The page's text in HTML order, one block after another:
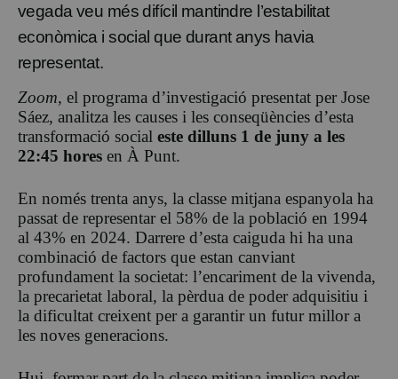
vegada veu més difícil mantindre l’estabilitat
econòmica i social que durant anys havia
representat.
Zoom, el programa d’investigació presentat per Jose
Sáez, analitza les causes i les conseqüències d’esta
transformació social este dilluns 1 de juny a les
22:45 hores en À Punt.
En només trenta anys, la classe mitjana espanyola ha
passat de representar el 58% de la població en 1994
al 43% en 2024. Darrere d’esta caiguda hi ha una
combinació de factors que estan canviant
profundament la societat: l’encariment de la vivenda,
la precarietat laboral, la pèrdua de poder adquisitiu i
la dificultat creixent per a garantir un futur millor a
les noves generacions.